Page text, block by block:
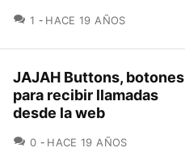
1 COMENTARIOS
HACE 19 AÑOS
JAJAH Buttons, botones
para recibir llamadas
desde la web
0 COMENTARIOS
HACE 19 AÑOS